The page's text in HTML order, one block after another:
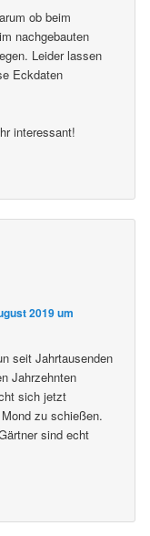
ob beim
nachgebauten
Leider lassen
Eckdaten
interessant!
2019 um
seit Jahrtausenden
Jahrzehnten
sich jetzt
zu schießen.
sind echt